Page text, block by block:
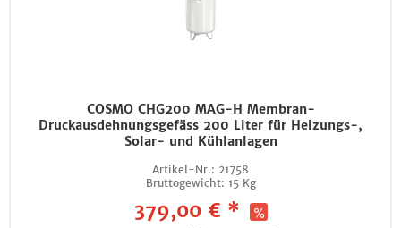
COSMO CHG200 MAG-H Membran-
Druckausdehnungsgefäss 200 Liter für Heizungs-,
Solar- und Kühlanlagen
Artikel-Nr.: 21758
Bruttogewicht: 15 Kg
379,00 € *